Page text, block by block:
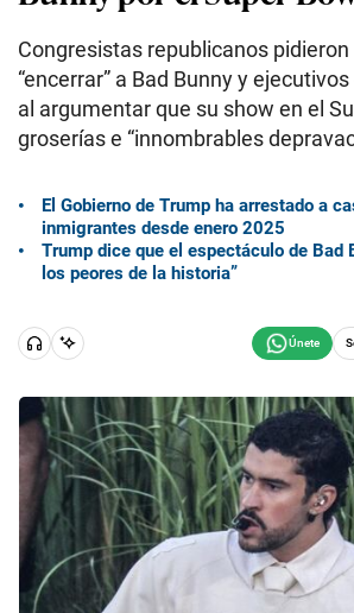
Congresistas republicanos pidieron
“encerrar” a Bad Bunny y
al argumentar que su show en el
groserías e “innombrables
El Gobierno de Trump ha arrestado a
inmigrantes desde enero 2025
Trump dice que el espectáculo de Bad
los peores de la historia”